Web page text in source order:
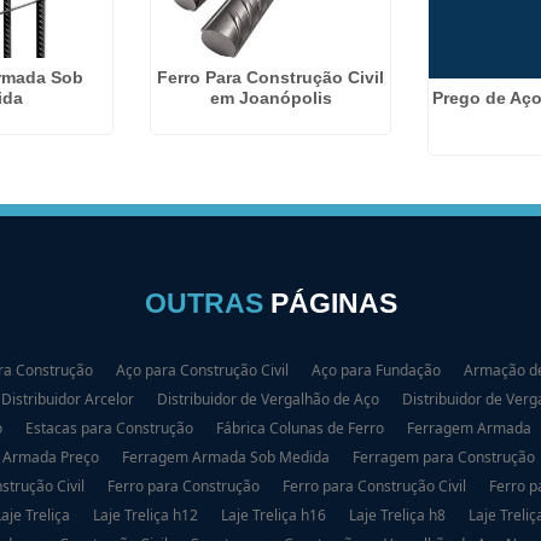
Sob
Ferro Para Construção Civil
em Joanópolis
Prego de
OUTRAS PÁGINAS
Construção Aço para Construção Civil Aço para Fundação Armação
Distribuidor Arcelor Distribuidor de Vergalhão de Aço Distribuidor de
Estacas para Construção Fábrica Colunas de Ferro Ferragem Armada
Preço Ferragem Armada Sob Medida Ferragem para Construção
Civil Ferro para Construção Ferro para Construção Civil Ferro
Treliça Laje Treliça h12 Laje Treliça h16 Laje Treliça h8 Laje